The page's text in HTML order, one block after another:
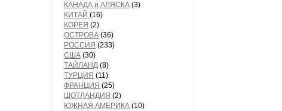
КАНАДА и АЛЯСКА (3)
КИТАЙ (16)
КОРЕЯ (2)
ОСТРОВА (36)
РОССИЯ (233)
США (30)
ТАЙЛАНД (8)
ТУРЦИЯ (11)
ФРАНЦИЯ (25)
ШОТЛАНДИЯ (2)
ЮЖНАЯ АМЕРИКА (10)